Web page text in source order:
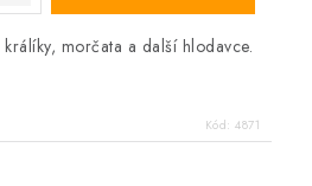
morčata a další hlodavce.
Kód: 4871